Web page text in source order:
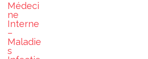
Médeci
ne
Interne
–
Maladie
s